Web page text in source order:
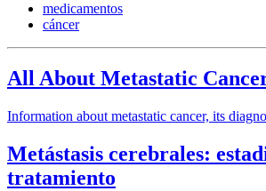
medicamentos
cáncer
All About Metastatic
Information about metastatic cancer, its
Metástasis cerebrales:
tratamiento